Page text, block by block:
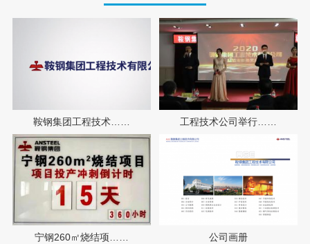
鞍钢集团工程技术…… 工程技术公司举行……
宁钢260㎡烧结项…… 公司画册